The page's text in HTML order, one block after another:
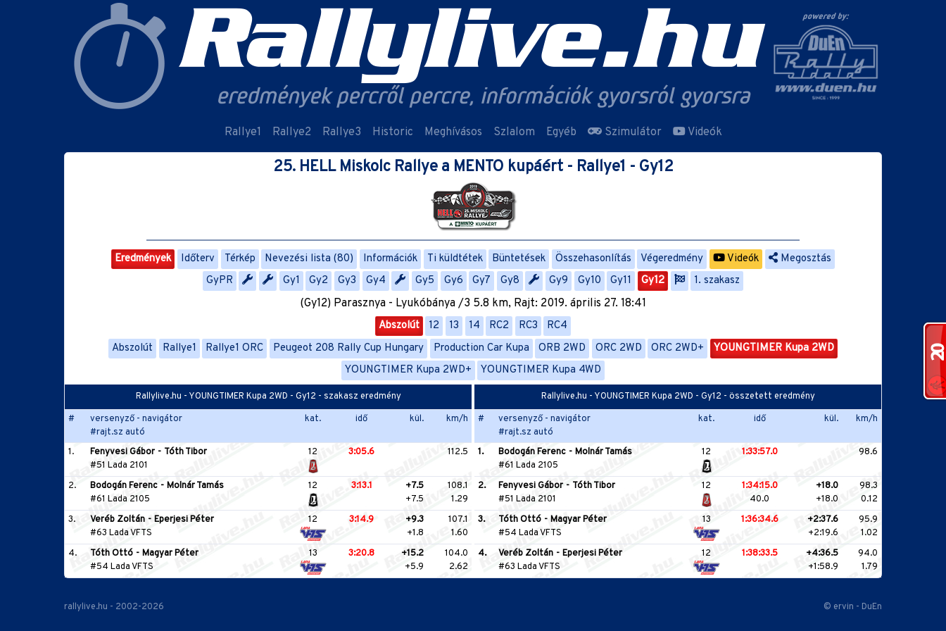
Rallye1 Rallye2 Rallye3 Historic Meghívásos Szlalom Egyéb Szimulátor Videók
25. HELL Miskolc Rallye a MENTO kupáért - Rallye1 - Gy12
Eredmények Időterv Térkép Nevezési lista (80) Információk Ti küldtétek Büntetések Összehasonlítás Végeredmény Videók
Megosztás
GyPR
Gy1 Gy2 Gy3 Gy4 Gy5 Gy6 Gy7 Gy8 Gy9 Gy10 Gy11 Gy12 1. szakasz
(Gy12) Parasznya - Lyukóbánya /3 5.8 km, Rajt: 2019. április 27. 18:41
Abszolút 12 13 14 RC2 RC3
RC4
Abszolút
Rallye1 Rallye1 ORC Peugeot 208 Rally Cup Hungary Production Car Kupa ORB 2WD ORC 2WD ORC 2WD+
YOUNGTIMER Kupa 2WD
YOUNGTIMER Kupa 2WD+
YOUNGTIMER Kupa 4WD
Rallylive.hu - YOUNGTIMER Kupa 2WD - Gy12 - szakasz eredmény
#
versenyző - navigátor
#rajt.sz autó
kat. idő kül. km/h
1. Fenyvesi Gábor - Tóth Tibor
#51 Lada 2101
12 3:05.6 112.5
2. Bodogán Ferenc - Molnár Tamás
#61 Lada 2105
12 3:13.1
+7.5
+7.5
108.1
1.29
3.
Veréb Zoltán - Eperjesi Péter
#63 Lada VFTS
12 3:14.9
+9.3
+1.8
107.1
1.60
4.
Tóth Ottó - Magyar Péter
#54 Lada VFTS
13 3:20.8
+15.2
+5.9
104.0
2.62
Rallylive.hu - YOUNGTIMER Kupa 2WD - Gy12 - összetett eredmény
#
versenyző - navigátor
#rajt.sz autó
kat. idő kül. km/h
1. Bodogán Ferenc - Molnár Tamás
#61 Lada 2105
12 1:33:57.0 98.6
2. Fenyvesi Gábor - Tóth Tibor
#51 Lada 2101
12
1:34:15.0
40.0
+18.0
+18.0
98.3
0.12
3.
Tóth Ottó - Magyar Péter
#54 Lada VFTS
13 1:36:34.6
+2:37.6
+2:19.6
95.9
1.02
4.
Veréb Zoltán - Eperjesi Péter
#63 Lada VFTS
12 1:38:33.5
+4:36.5
+1:58.9
94.0
1.79
rallylive.hu - 2002-2026 © ervin - DuEn